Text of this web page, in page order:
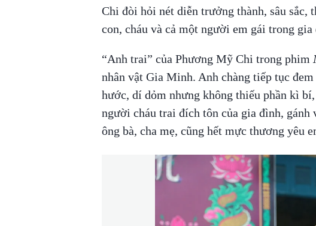
Chi đòi hỏi nét diễn trưởng thành, sâu sắc,
con, cháu và cả một người em gái trong gia
“Anh trai” của Phương Mỹ Chi trong phim
nhân vật Gia Minh. Anh chàng tiếp tục
hước, dí dỏm nhưng không thiếu phần kì
người cháu trai đích tôn của gia đình, gánh
ông bà, cha mẹ, cũng hết mực thương yêu